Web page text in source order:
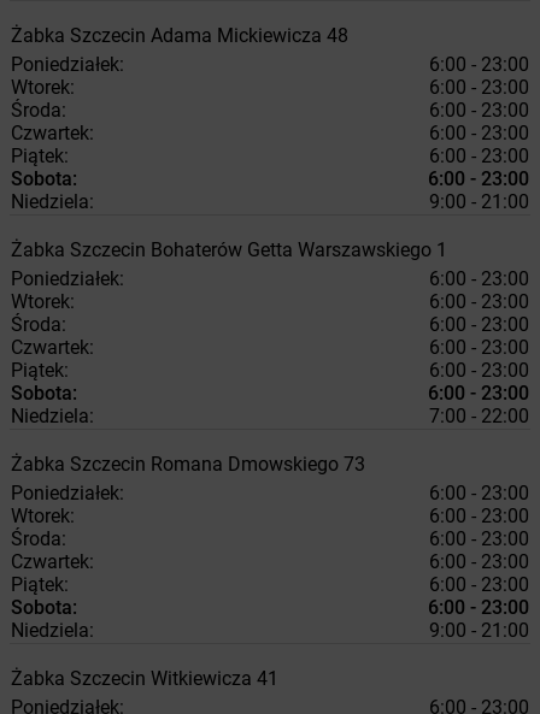
Żabka Szczecin Adama Mickiewicza 48
Poniedziałek:
6:00 - 23:00
Wtorek:
6:00 - 23:00
Środa:
6:00 - 23:00
Czwartek:
6:00 - 23:00
Piątek:
6:00 - 23:00
Sobota:
6:00 - 23:00
Niedziela:
9:00 - 21:00
Żabka Szczecin Bohaterów Getta Warszawskiego 1
Poniedziałek:
6:00 - 23:00
Wtorek:
6:00 - 23:00
Środa:
6:00 - 23:00
Czwartek:
6:00 - 23:00
Piątek:
6:00 - 23:00
Sobota:
6:00 - 23:00
Niedziela:
7:00 - 22:00
Żabka Szczecin Romana Dmowskiego 73
Poniedziałek:
6:00 - 23:00
Wtorek:
6:00 - 23:00
Środa:
6:00 - 23:00
Czwartek:
6:00 - 23:00
Piątek:
6:00 - 23:00
Sobota:
6:00 - 23:00
Niedziela:
9:00 - 21:00
Żabka Szczecin Witkiewicza 41
Poniedziałek:
6:00 - 23:00